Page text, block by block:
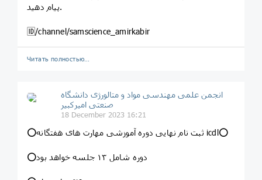
پیام دهید.
🆔/channel/samscience_amirkabir
Читать полностью…
انجمن علمی مهندسی مواد و متالورژی دانشگاه
صنعتی امیرکبیر
18 December 2023 16:21
⭕️ثبت نام نهایی دوره آموزشی مهارت های هفتگانه icdl⭕️
⭕️دوره شامل ۱۳ جلسه خواهد بود